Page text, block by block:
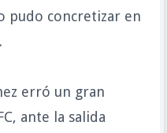
pudo concretizar en
erró un gran
ante la salida